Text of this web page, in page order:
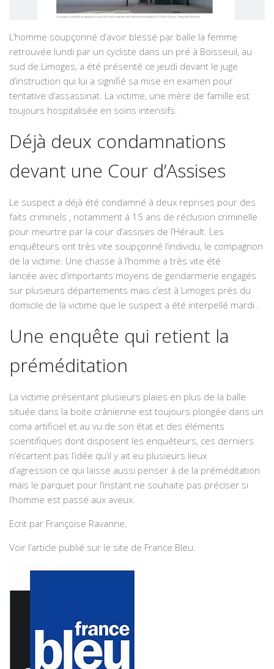
L’homme soupçonné d’avoir blessé par balle la femme
retrouvée lundi par un cycliste dans un pré à Boisseuil, au
sud de Limoges, a été présenté ce jeudi devant le juge
d’instruction qui lui a signifié sa mise en examen pour
tentative d’assassinat. La victime, une mère de famille est
toujours hospitalisée en soins intensifs.
Déjà deux condamnations
devant une Cour d’Assises
Le suspect a déjà été condamné à deux reprises pour des
faits criminels , notamment à 15 ans de réclusion criminelle
pour meurtre par la cour d’assises de l’Hérault. Les
enquêteurs ont très vite soupçonné l’individu, le compagnon
de la victime. Une chasse à l’homme a très vite été
lancée avec d’importants moyens de gendarmerie engagés
sur plusieurs départements mais c’est à Limoges prés du
domicile de la victime que le suspect a été interpellé mardi .
Une enquête qui retient la
préméditation
La victime présentant plusieurs plaies en plus de la balle
située dans la boite crânienne est toujours plongée dans un
coma artificiel et au vu de son état et des éléments
scientifiques dont disposent les enquêteurs, ces derniers
n’écartent pas l’idée qu’il y ait eu plusieurs lieux
d’agression ce qui laisse aussi penser à de la préméditation
mais le parquet pour l’instant ne souhaite pas préciser si
l’homme est passé aux aveux.
Ecrit par Françoise Ravanne,
Voir l’article publié sur le site de France Bleu.